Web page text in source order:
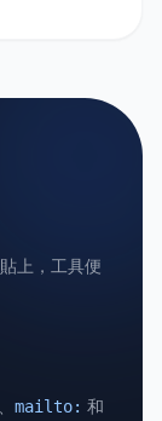
上，工具便
mailto: 和